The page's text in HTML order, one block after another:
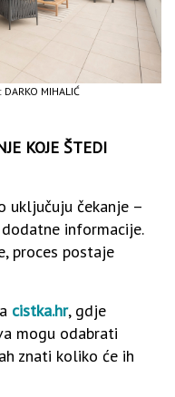
DARKO MIHALIĆ
KOJE ŠTEDI
uključuju čekanje –
informacije.
proces postaje
cistka.hr, gdje
mogu odabrati
znati koliko će ih